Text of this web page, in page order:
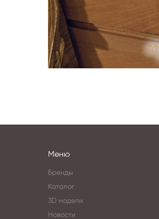
Меню
Бренды
Каталог
3D модели
Новости